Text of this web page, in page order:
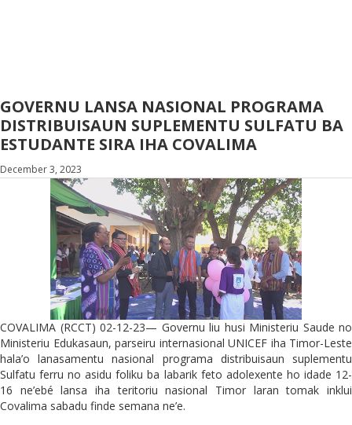
GOVERNU LANSA NASIONAL PROGRAMA
DISTRIBUISAUN SUPLEMENTU SULFATU BA
ESTUDANTE SIRA IHA COVALIMA
December 3, 2023
COVALIMA (RCCT) 02-12-23— Governu liu husi Ministeriu Saude no
Ministeriu Edukasaun, parseiru internasional UNICEF iha Timor-Leste
hala’o lanasamentu nasional programa distribuisaun suplementu
Sulfatu ferru no asidu foliku ba labarik feto adolexente ho idade 12-
16 ne’ebé lansa iha teritoriu nasional Timor laran tomak inklui
Covalima sabadu finde semana ne’e.